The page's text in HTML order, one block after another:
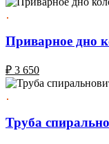
Приварное дно
₽ 3 650
Труба